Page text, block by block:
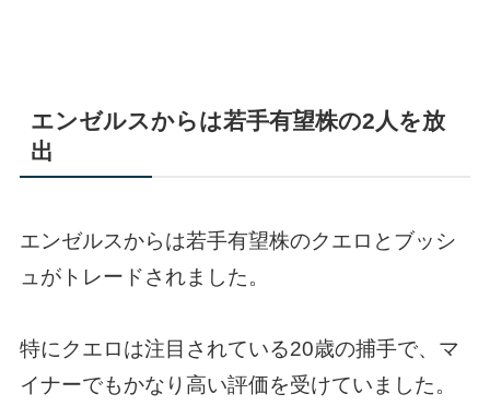
エンゼルスからは若手有望株の2人を放
出
エンゼルスからは若手有望株のクエロとブッシ
ュがトレードされました。
特にクエロは注目されている20歳の捕手で、マ
イナーでもかなり高い評価を受けていました。